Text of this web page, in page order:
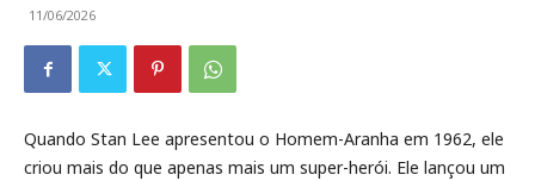
11/06/2026
Quando Stan Lee apresentou o Homem-Aranha em 1962, ele
criou mais do que apenas mais um super-herói. Ele lançou um